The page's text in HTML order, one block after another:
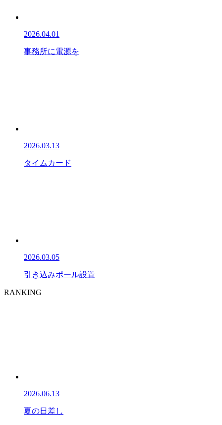
2026.04.01
事務所に電源を
2026.03.13
タイムカード
2026.03.05
引き込みポール設置
RANKING
2026.06.13
夏の日差し